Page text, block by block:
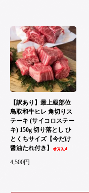
【訳あり】最上級部位
鳥取和牛ヒレ 角切りス
テーキ (サイコロステー
キ) 150g 切り落とし ひ
とくちサイズ【今だけ
醤油たれ付き】
4,500円